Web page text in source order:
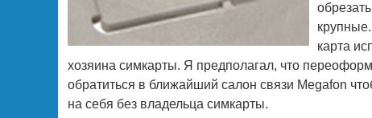
карта
хозяина симкарты. Я предполагал, что
обратиться в ближайший салон связи Megafon
на себя без владельца симкарты.